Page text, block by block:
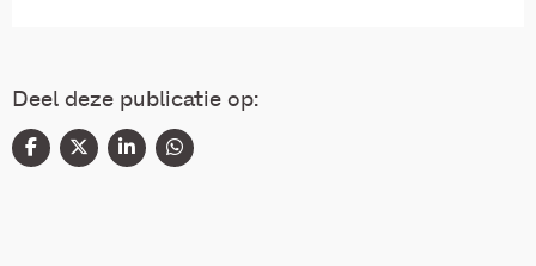
Deel deze publicatie op: